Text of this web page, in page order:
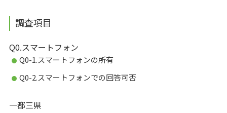
調査項目
Q0.スマートフォン
Q0-1.スマートフォンの所有
Q0-2.スマートフォンでの回答可否
一都三県